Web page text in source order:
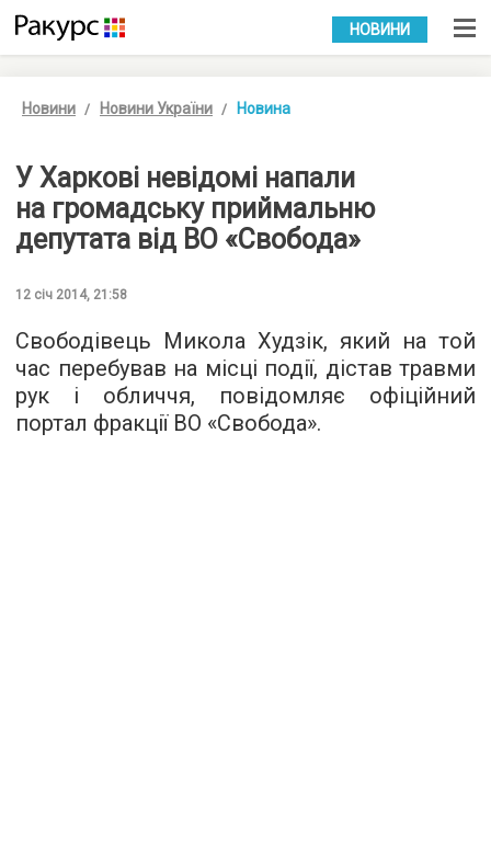
УКР РУС
НОВИНИ
Новини Новини України Новина
У Харкові невідомі напали
на громадську приймальню
депутата від ВО «Свобода»
12 січ 2014, 21:58
Свободівець Микола Худзік, який на той
час перебував на місці події, дістав травми
рук і обличчя, повідомляє офіційний
портал фракції ВО «Свобода».